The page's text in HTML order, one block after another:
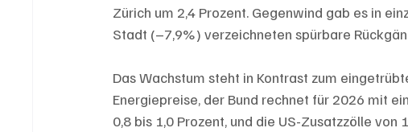
Zürich um 2,4 Prozent. Gegenwind gab es in
Stadt (–7,9%) verzeichneten spürbare
Das Wachstum steht in Kontrast zum
Energiepreise, der Bund rechnet für 2026 mit
0,8 bis 1,0 Prozent, und die US-Zusatzzölle